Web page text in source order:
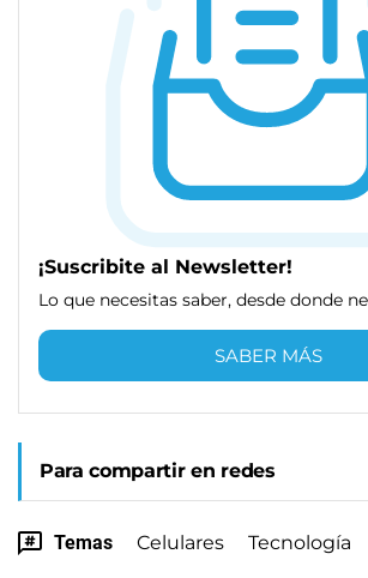
¡Suscribite al Newsletter!
Lo que necesitas saber, desde donde
SABER MÁS
Para compartir en redes
Temas Celulares Tecnología